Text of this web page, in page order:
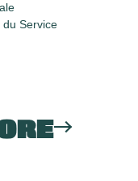
Service